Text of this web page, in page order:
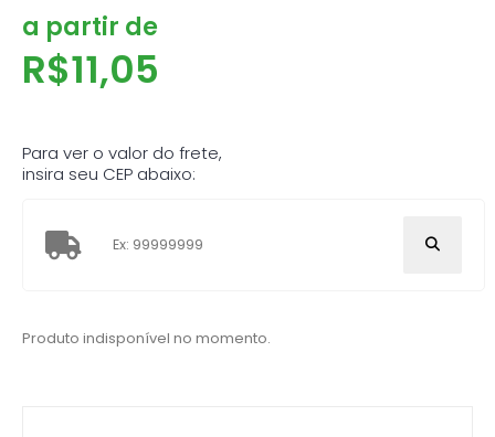
a partir de
R$11,05
Para ver o valor do frete,
insira seu CEP abaixo:
Produto indisponível no momento.